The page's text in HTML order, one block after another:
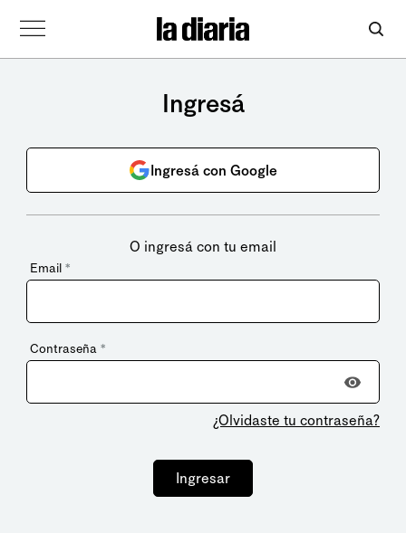
Ingresá
Ingresá con Google
O ingresá con tu email
Email *
Contraseña *
¿Olvidaste tu contraseña?
Ingresar